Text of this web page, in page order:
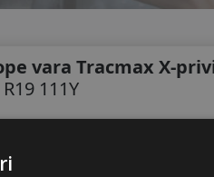
vara Tracmax X-
111Y